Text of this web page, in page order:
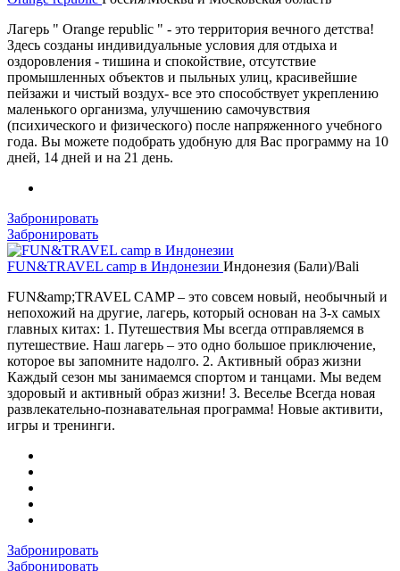
Лагерь " Orange republic " - это территория вечного детства!
Здесь созданы индивидуальные условия для отдыха и
оздоровления - тишина и спокойствие, отсутствие
промышленных объектов и пыльных улиц, красивейшие
пейзажи и чистый воздух- все это способствует укреплению
маленького организма, улучшению самочувствия
(психического и физического) после напряженного учебного
года. Вы можете подобрать удобную для Вас программу на 10
дней, 14 дней и на 21 день.
Забронировать
Забронировать
FUN&TRAVEL camp в Индонезии Индонезия (Бали)/Bali
FUN&amp;TRAVEL CAMP – это совсем новый, необычный и
непохожий на другие, лагерь, который основан на 3-х самых
главных китах: 1. Путешествия Мы всегда отправляемся в
путешествие. Наш лагерь – это одно большое приключение,
которое вы запомните надолго. 2. Активный образ жизни
Каждый сезон мы занимаемся спортом и танцами. Мы ведем
здоровый и активный образ жизни! 3. Веселье Всегда новая
развлекательно-познавательная программа! Новые активити,
игры и тренинги.
Забронировать
Забронировать